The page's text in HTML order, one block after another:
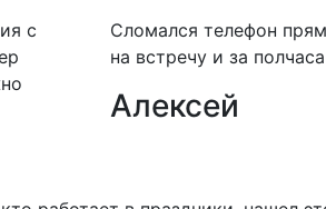
с
Сломался телефон
на встречу и за
Алексей